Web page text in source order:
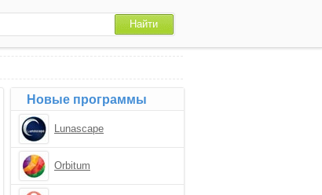
Новые программы
Lunascape
Orbitum